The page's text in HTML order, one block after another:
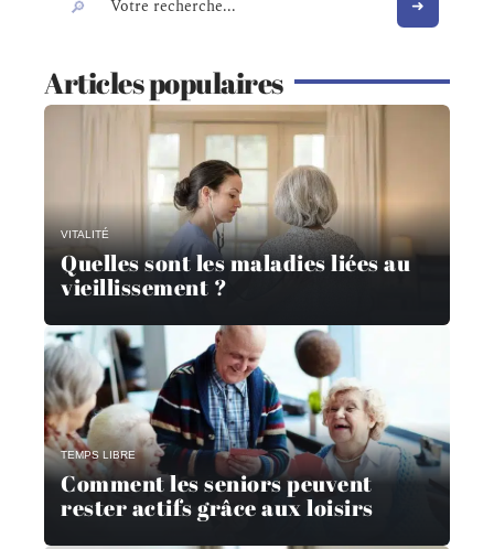
Articles populaires
VITALITÉ
Quelles sont les maladies liées au
vieillissement ?
TEMPS LIBRE
Comment les seniors peuvent
rester actifs grâce aux loisirs